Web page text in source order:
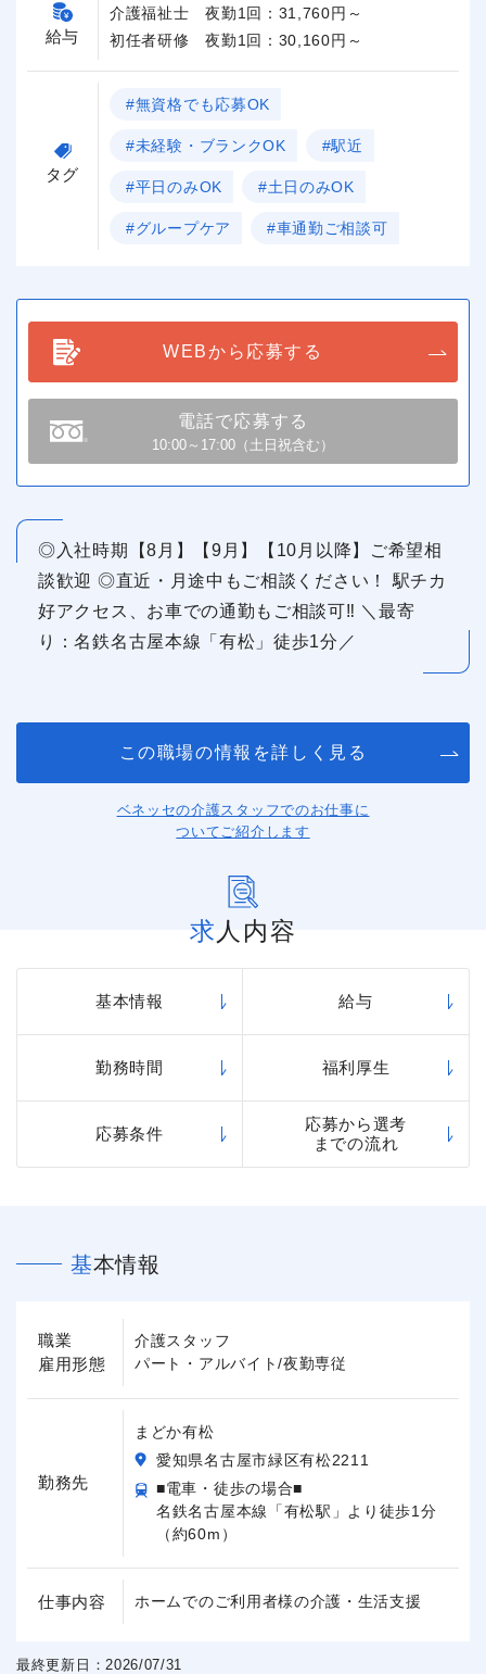
給与
介護福祉士 夜勤1回：31,760円～
初任者研修 夜勤1回：30,160円～
タグ
#無資格でも応募OK
#未経験・ブランクOK #駅近
#平日のみOK #土日のみOK
#グループケア #車通勤ご相談可
WEBから応募する
電話で応募する
10:00～17:00（土日祝含む）
◎入社時期【8月】【9月】【10月以降】ご希望相
談歓迎 ◎直近・月途中もご相談ください！ 駅チカ
好アクセス、お車での通勤もご相談可‼ ＼最寄
り：名鉄名古屋本線「有松」徒歩1分／
この職場の情報を詳しく見る
ベネッセの介護スタッフでのお仕事に
ついてご紹介します
求人内容
基本情報 給与
勤務時間 福利厚生
応募条件
応募から選考
までの流れ
基本情報
職業
雇用形態
介護スタッフ
パート・アルバイト/夜勤専従
勤務先
まどか有松
愛知県名古屋市緑区有松2211
■電車・徒歩の場合■
名鉄名古屋本線「有松駅」より徒歩1分
（約60m）
仕事内容 ホームでのご利用者様の介護・生活支援
最終更新日：2026/07/31